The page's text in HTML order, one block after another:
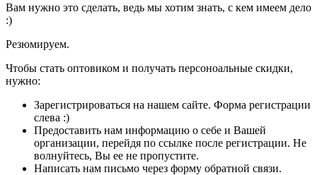
Вам нужно это сделать, ведь мы хотим знать, с кем имеем дело
:)
Резюмируем.
Чтобы стать оптовиком и получать персоноальные скидки,
нужно:
Зарегистрироваться на нашем сайте. Форма регистрации
слева :)
Предоставить нам информацию о себе и Вашей
организации, перейдя по ссылке после регистрации. Не
волнуйтесь, Вы ее не пропустите.
Написать нам письмо через форму обратной связи.